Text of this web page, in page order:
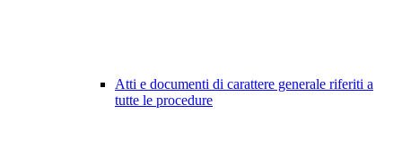
Atti e documenti di carattere generale riferiti a
tutte le procedure